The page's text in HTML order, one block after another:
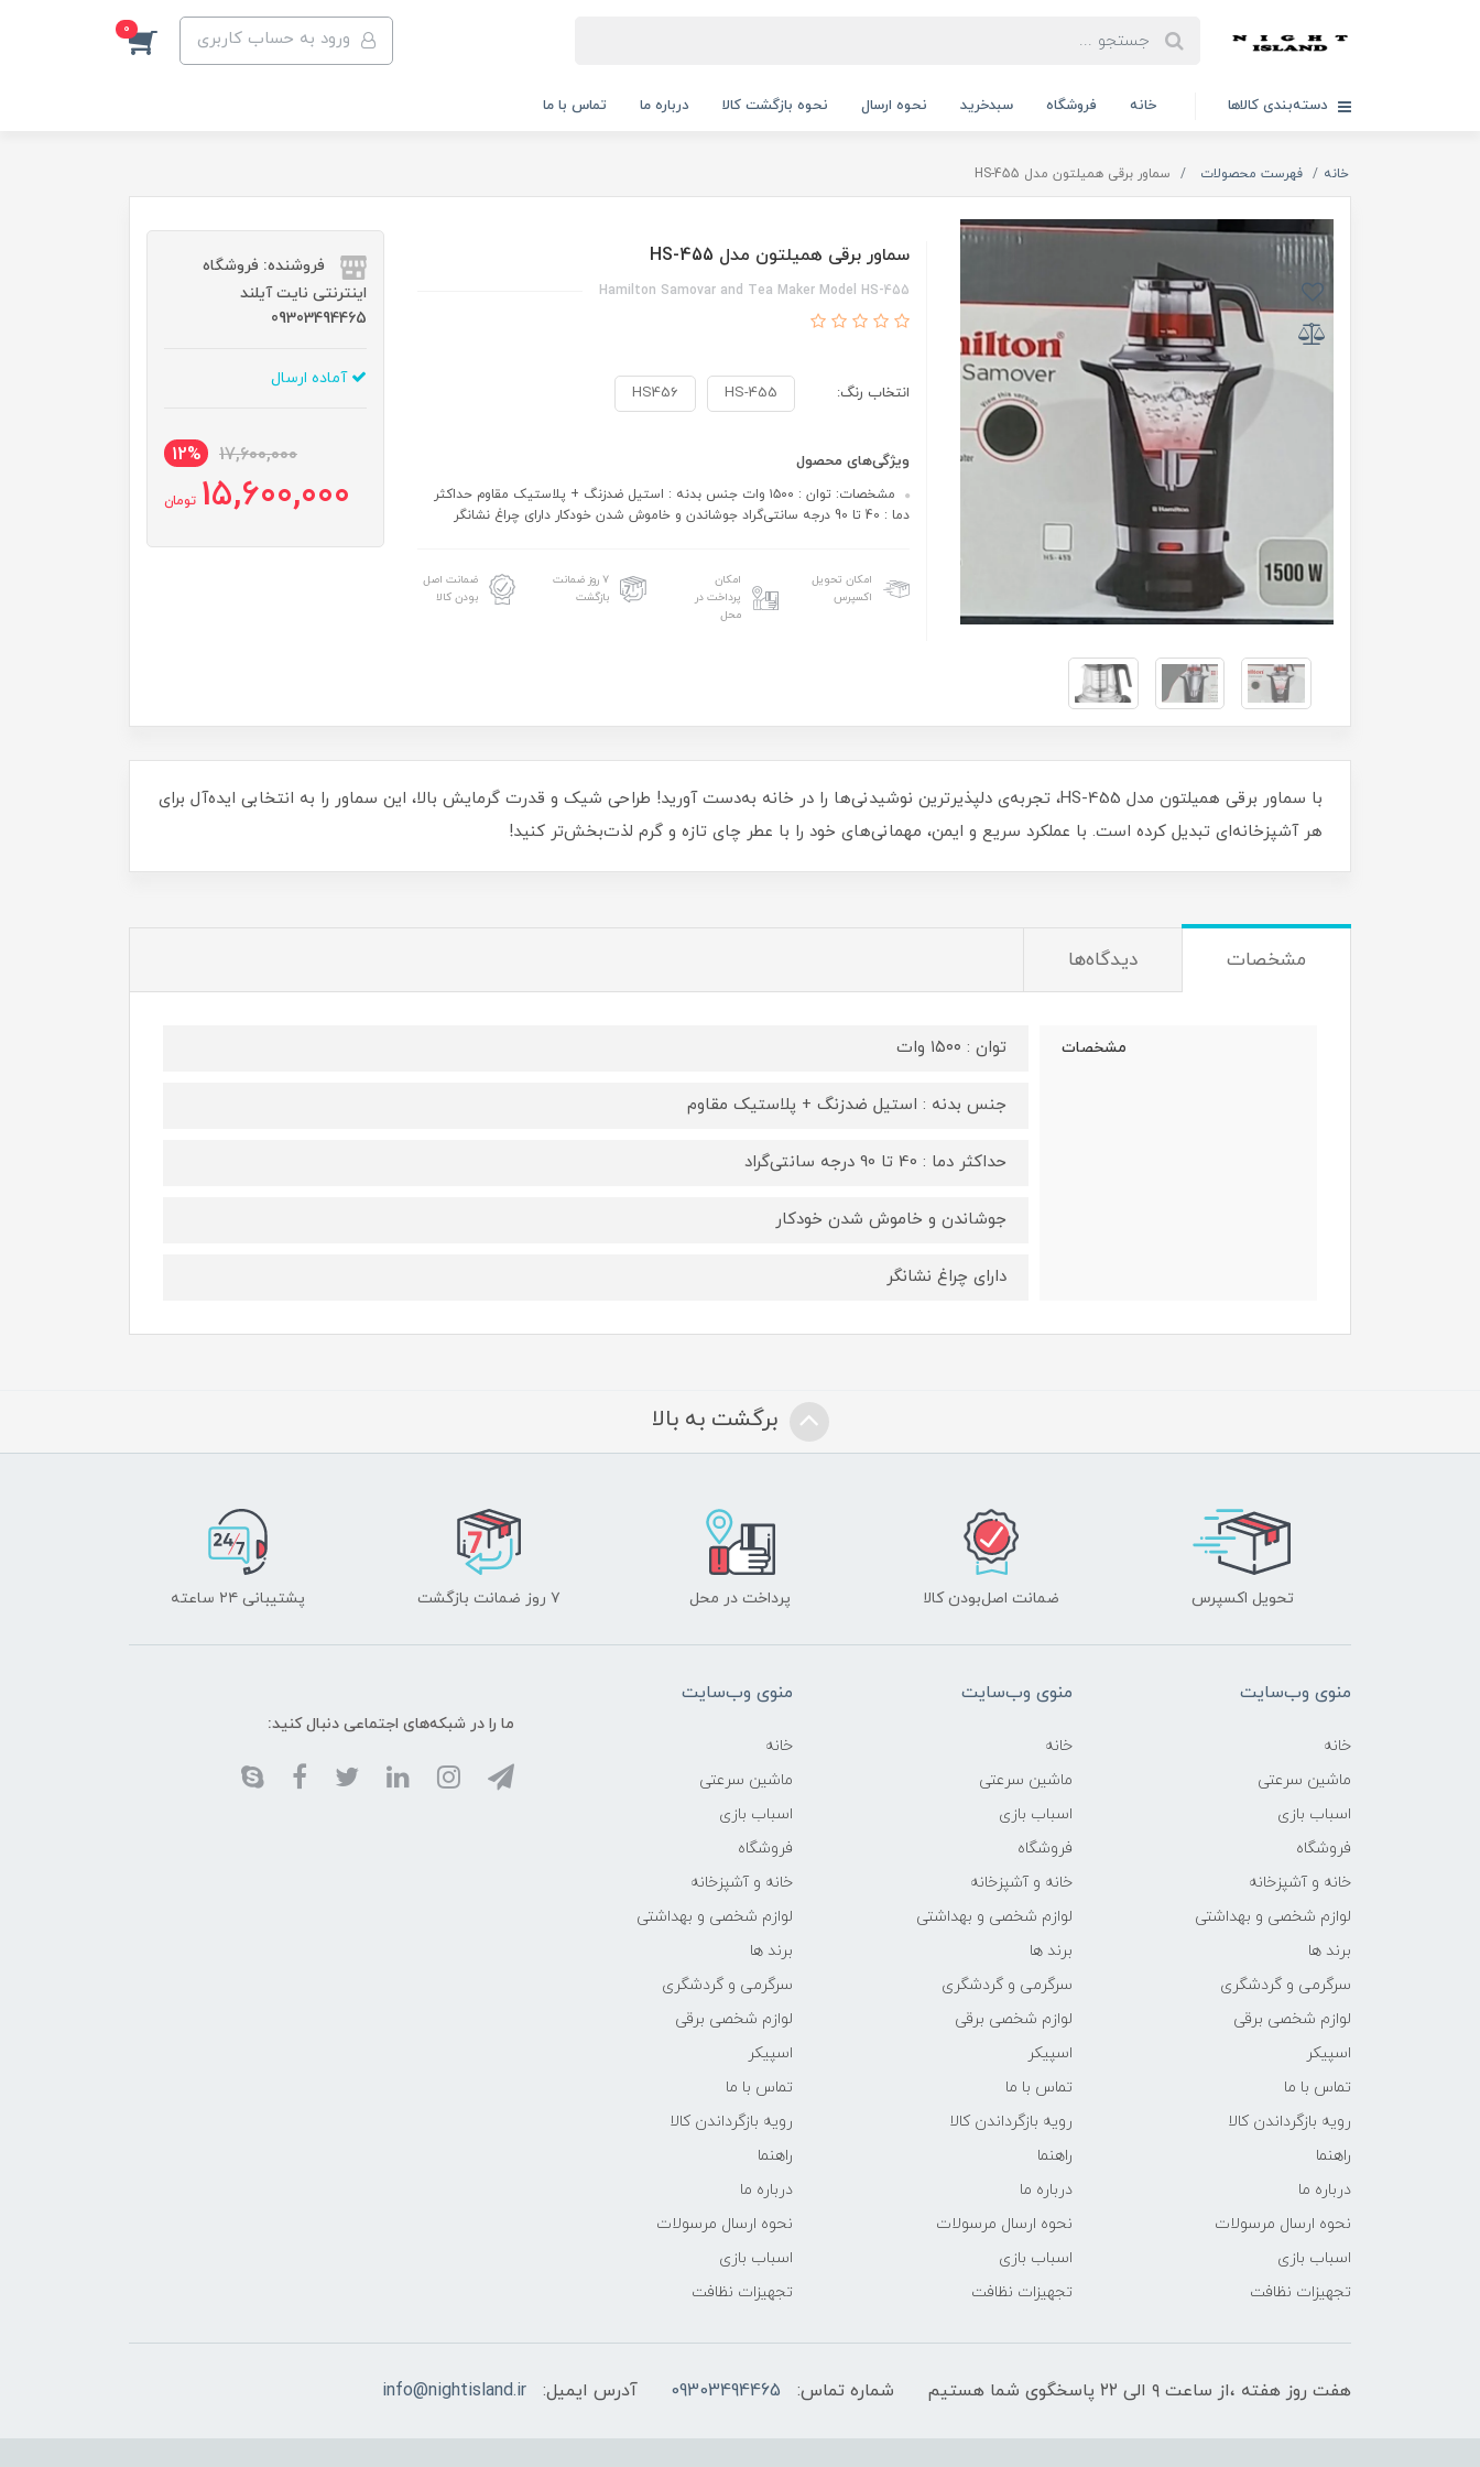
ورود به حساب کاربری 0
دسته‌بندی کالاها خانه فروشگاه سبدخرید نحوه ارسال نحوه بازگشت کالا درباره ما تماس با ما
خانه فهرست محصولات سماور برقی همیلتون مدل HS-455
سماور برقی همیلتون مدل HS-455
Hamilton Samovar and Tea Maker Model HS-455
انتخاب رنگ: HS-455
HS456
ویژگی‌های محصول
مشخصات: توان : ۱۵۰۰ وات جنس بدنه : استیل ضدزنگ + پلاستیک مقاوم حداکثر
دما : 40 تا 90 درجه سانتی‌گراد جوشاندن و خاموش شدن خودکار دارای چراغ نشانگر
امکان تحویل
اکسپرس
امکان
پرداخت در
محل
۷ روز ضمانت
بازگشت
ضمانت اصل
بودن کالا
فروشنده: فروشگاه
اینترنتی نایت آیلند
09303494465
آماده ارسال
17,600,000
12%
15,600,000 تومان
با سماور برقی همیلتون مدل HS-455، تجربه‌ی دلپذیرترین نوشیدنی‌ها را در خانه به‌دست آورید! طراحی شیک و قدرت گرمایش بالا، این سماور را به انتخابی ایده‌آل برای
هر آشپزخانه‌ای تبدیل کرده است. با عملکرد سریع و ایمن، مهمانی‌های خود را با عطر چای تازه و گرم لذت‌بخش‌تر کنید!
مشخصات دیدگاه‌ها
مشخصات توان : ۱۵۰۰ وات
جنس بدنه : استیل ضدزنگ + پلاستیک مقاوم
حداکثر دما : 40 تا 90 درجه سانتی‌گراد
جوشاندن و خاموش شدن خودکار
دارای چراغ نشانگر
برگشت به بالا
تحویل اکسپرس ضمانت اصل‌بودن کالا پرداخت در محل ۷ روز ضمانت بازگشت پشتیبانی ۲۴ ساعته
منوی وب‌سایت
خانه
ماشین سرعتی
اسباب بازی
فروشگاه
خانه و آشپزخانه
لوازم شخصی و بهداشتی
برند ها
سرگرمی و گردشگری
لوازم شخصی برقی
اسپیکر
تماس با ما
رویه بازگرداندن کالا
راهنما
درباره ما
نحوه ارسال مرسولات
اسباب بازی
تجهیزات نظافت
منوی وب‌سایت
خانه
ماشین سرعتی
اسباب بازی
فروشگاه
خانه و آشپزخانه
لوازم شخصی و بهداشتی
برند ها
سرگرمی و گردشگری
لوازم شخصی برقی
اسپیکر
تماس با ما
رویه بازگرداندن کالا
راهنما
درباره ما
نحوه ارسال مرسولات
اسباب بازی
تجهیزات نظافت
منوی وب‌سایت
خانه
ماشین سرعتی
اسباب بازی
فروشگاه
خانه و آشپزخانه
لوازم شخصی و بهداشتی
برند ها
سرگرمی و گردشگری
لوازم شخصی برقی
اسپیکر
تماس با ما
رویه بازگرداندن کالا
راهنما
درباره ما
نحوه ارسال مرسولات
اسباب بازی
تجهیزات نظافت
ما را در شبکه‌های اجتماعی دنبال کنید:
هفت روز هفته ،از ساعت ۹ الی ۲۲ پاسخگوی شما هستیم شماره تماس: 09303494465 آدرس ایمیل: info@nightisland.ir